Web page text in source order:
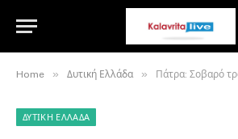
Home » Δυτική Ελλάδα » Πάτρα: Σοβαρό
ΔΥΤΙΚΉ ΕΛΛΆΔΑ